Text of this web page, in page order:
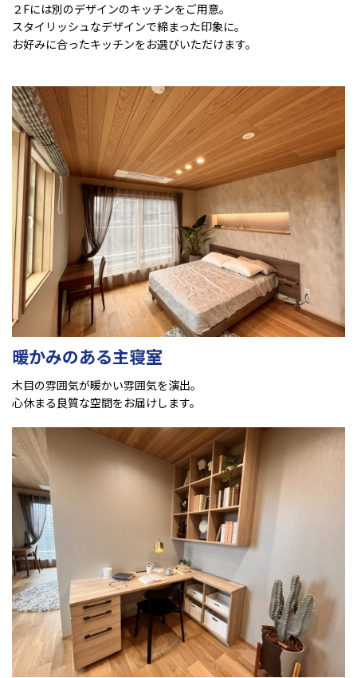
２Fには別のデザインのキッチンをご用意。
スタイリッシュなデザインで締まった印象に。
お好みに合ったキッチンをお選びいただけます。
暖かみのある主寝室
木目の雰囲気が暖かい雰囲気を演出。
心休まる良質な空間をお届けします。